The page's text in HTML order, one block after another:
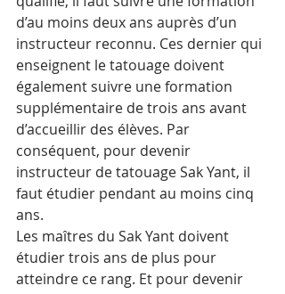
d’au moins deux ans auprès d’un
instructeur reconnu. Ces dernier qui
enseignent le tatouage doivent
également suivre une formation
supplémentaire de trois ans avant
d’accueillir des élèves. Par
conséquent, pour devenir
instructeur de tatouage Sak Yant, il
faut étudier pendant au moins cinq
ans.
Les maîtres du Sak Yant doivent
étudier trois ans de plus pour
atteindre ce rang. Et pour devenir